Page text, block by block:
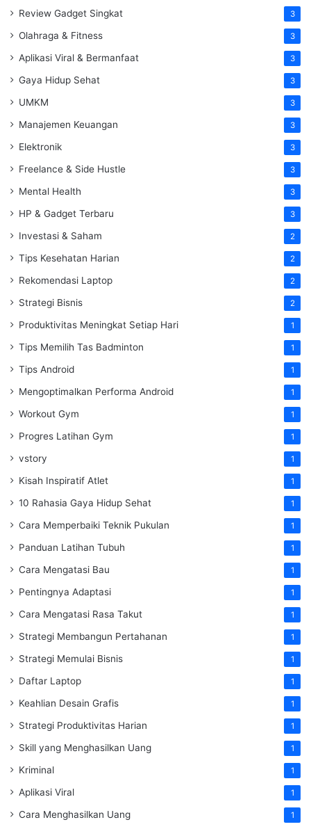
Review Gadget Singkat 3
Olahraga & Fitness 3
Aplikasi Viral & Bermanfaat 3
Gaya Hidup Sehat 3
UMKM 3
Manajemen Keuangan 3
Elektronik 3
Freelance & Side Hustle 3
Mental Health 3
HP & Gadget Terbaru 3
Investasi & Saham 2
Tips Kesehatan Harian 2
Rekomendasi Laptop 2
Strategi Bisnis 2
Produktivitas Meningkat Setiap Hari 1
Tips Memilih Tas Badminton 1
Tips Android 1
Mengoptimalkan Performa Android 1
Workout Gym 1
Progres Latihan Gym 1
vstory 1
Kisah Inspiratif Atlet 1
10 Rahasia Gaya Hidup Sehat 1
Cara Memperbaiki Teknik Pukulan 1
Panduan Latihan Tubuh 1
Cara Mengatasi Bau 1
Pentingnya Adaptasi 1
Cara Mengatasi Rasa Takut 1
Strategi Membangun Pertahanan 1
Strategi Memulai Bisnis 1
Daftar Laptop 1
Keahlian Desain Grafis 1
Strategi Produktivitas Harian 1
Skill yang Menghasilkan Uang 1
Kriminal 1
Aplikasi Viral 1
Cara Menghasilkan Uang 1